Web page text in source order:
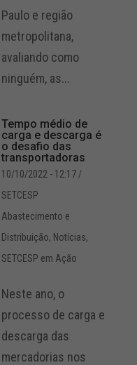
Paulo e região
metropolitana,
avaliando como
ninguém, as...
Tempo médio de
carga e descarga é
o desafio das
transportadoras
10/10/2022 - 12:17/
SETCESP
Abastecimento e
Distribuição, Notícias,
SETCESP em Ação
Neste ano, o
processo de carga e
descarga das
mercadorias nos